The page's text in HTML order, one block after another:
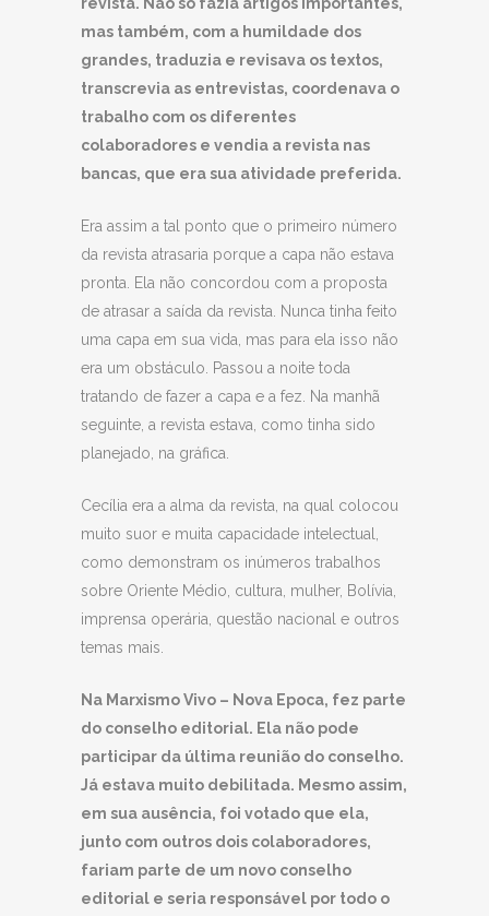
mas também, com a humildade dos
grandes, traduzia e revisava os textos,
transcrevia as entrevistas, coordenava o
trabalho com os diferentes
colaboradores e vendia a revista nas
bancas, que era sua atividade preferida.
Era assim a tal ponto que o primeiro número
da revista atrasaria porque a capa não estava
pronta. Ela não concordou com a proposta
de atrasar a saída da revista. Nunca tinha feito
uma capa em sua vida, mas para ela isso não
era um obstáculo. Passou a noite toda
tratando de fazer a capa e a fez. Na manhã
seguinte, a revista estava, como tinha sido
planejado, na gráfica.
Cecília era a alma da revista, na qual colocou
muito suor e muita capacidade intelectual,
como demonstram os inúmeros trabalhos
sobre Oriente Médio, cultura, mulher, Bolívia,
imprensa operária, questão nacional e outros
temas mais.
Na Marxismo Vivo – Nova Epoca, fez parte
do conselho editorial. Ela não pode
participar da última reunião do conselho.
Já estava muito debilitada. Mesmo assim,
em sua ausência, foi votado que ela,
junto com outros dois colaboradores,
fariam parte de um novo conselho
editorial e seria responsável por todo o